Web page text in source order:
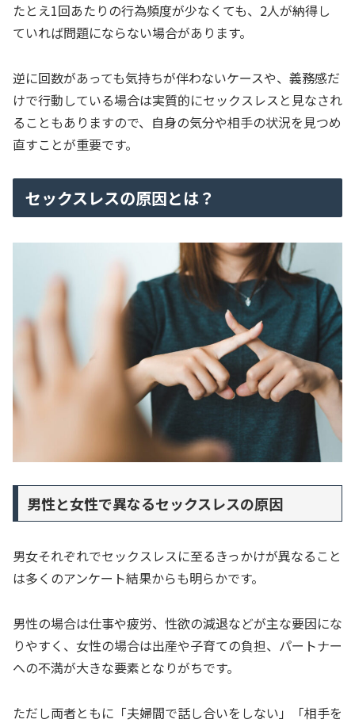
たとえ1回あたりの行為頻度が少なくても、2人が納得し
ていれば問題にならない場合があります。
逆に回数があっても気持ちが伴わないケースや、義務感だ
けで行動している場合は実質的にセックスレスと見なされ
ることもありますので、自身の気分や相手の状況を見つめ
直すことが重要です。
セックスレスの原因とは？
男性と女性で異なるセックスレスの原因
男女それぞれでセックスレスに至るきっかけが異なること
は多くのアンケート結果からも明らかです。
男性の場合は仕事や疲労、性欲の減退などが主な要因にな
りやすく、女性の場合は出産や子育ての負担、パートナー
への不満が大きな要素となりがちです。
ただし両者ともに「夫婦間で話し合いをしない」「相手を